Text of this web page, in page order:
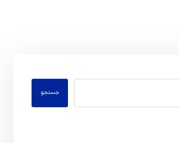
جستجو